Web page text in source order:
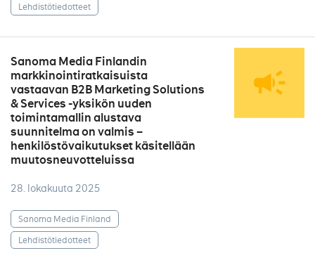
Lehdistötiedotteet
Sanoma Media Finlandin
markkinointiratkaisuista
vastaavan B2B Marketing Solutions
& Services -yksikön uuden
toimintamallin alustava
suunnitelma on valmis –
henkilöstövaikutukset käsitellään
muutosneuvotteluissa
28. lokakuuta 2025
Sanoma Media Finland
Lehdistötiedotteet